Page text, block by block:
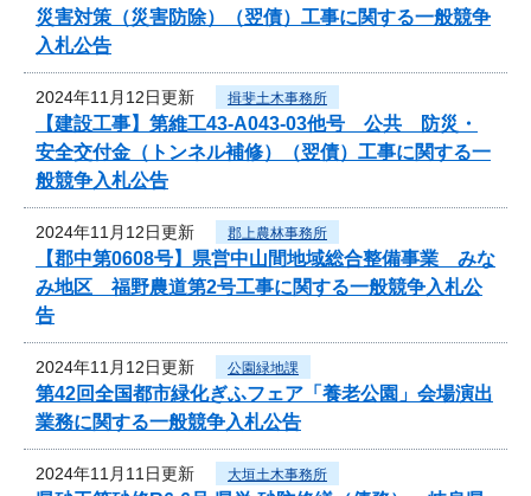
災害対策（災害防除）（翌債）工事に関する一般競争
入札公告
2024年11月12日更新 揖斐土木事務所
【建設工事】第維工43-A043-03他号 公共 防災・
安全交付金（トンネル補修）（翌債）工事に関する一
般競争入札公告
2024年11月12日更新 郡上農林事務所
【郡中第0608号】県営中山間地域総合整備事業 みな
み地区 福野農道第2号工事に関する一般競争入札公
告
2024年11月12日更新 公園緑地課
第42回全国都市緑化ぎふフェア「養老公園」会場演出
業務に関する一般競争入札公告
2024年11月11日更新 大垣土木事務所